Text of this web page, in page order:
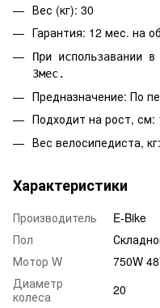
Вес (кг): 30
Гарантия: 12 мес. на
При использавании
3мес.
Предназначение: По
Подходит на рост, см:
Вес велосипедиста,
Характеристики
Производитель
E-Bike
Пол
Мотор W
750W
Диаметр
колеса
20